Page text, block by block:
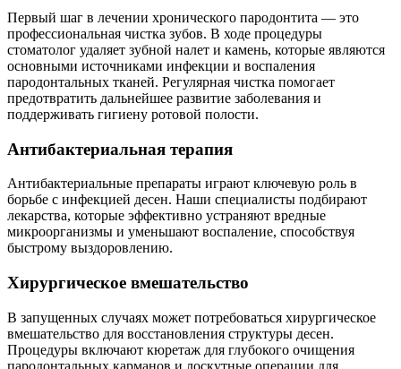
Первый шаг в лечении хронического пародонтита — это
профессиональная чистка зубов. В ходе процедуры
стоматолог удаляет зубной налет и камень, которые являются
основными источниками инфекции и воспаления
пародонтальных тканей. Регулярная чистка помогает
предотвратить дальнейшее развитие заболевания и
поддерживать гигиену ротовой полости.
Антибактериальная терапия
Антибактериальные препараты играют ключевую роль в
борьбе с инфекцией десен. Наши специалисты подбирают
лекарства, которые эффективно устраняют вредные
микроорганизмы и уменьшают воспаление, способствуя
быстрому выздоровлению.
Хирургическое вмешательство
В запущенных случаях может потребоваться хирургическое
вмешательство для восстановления структуры десен.
Процедуры включают кюретаж для глубокого очищения
пародонтальных карманов и лоскутные операции для